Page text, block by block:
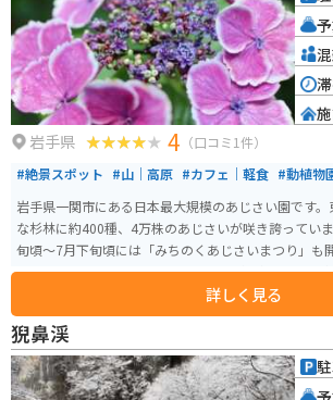
岩手県 4 （口コミ1件）
#絶景スポット #山｜高原 #カフェ｜軽食 #動植物
岩手県一関市にある日本最大規模のあじさい園です
な杉林に約400種、4万株のあじさいが咲き誇っています。 開花時期の
旬頃～7月下旬頃には「みちのくあじさいまつり」も
人々で賑わいます。屋外なので雨天は傘が必須です
じさいの表情が楽しめます。園内にはキッチンカーや
憩がてら利用できます。 園内は山道となっており、舗装されておりませんの
で、歩きやすい防水の靴などがオススメです。運転手
楽しむこともできます。（有料、予約優先、4台のみ
好きやカメラが趣味の方、カップルにもおすすめの
詳しく見る
猊鼻渓